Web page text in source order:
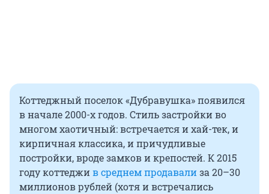
Коттеджный поселок «Дубравушка» появился
в начале 2000-х годов. Стиль застройки во
многом хаотичный: встречается и хай-тек, и
кирпичная классика, и причудливые
постройки, вроде замков и крепостей. К 2015
году коттеджив среднем продавализа 20–30
миллионов рублей (хотя и встречались